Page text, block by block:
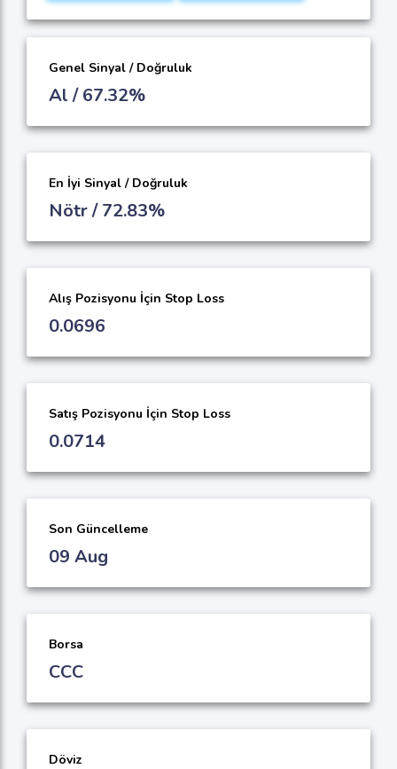
Genel Sinyal / Doğruluk
Al / 67.32%
En İyi Sinyal / Doğruluk
Nötr / 72.83%
Alış Pozisyonu İçin Stop Loss
0.0696
Satış Pozisyonu İçin Stop Loss
0.0714
Son Güncelleme
09 Aug
Borsa
CCC
Döviz